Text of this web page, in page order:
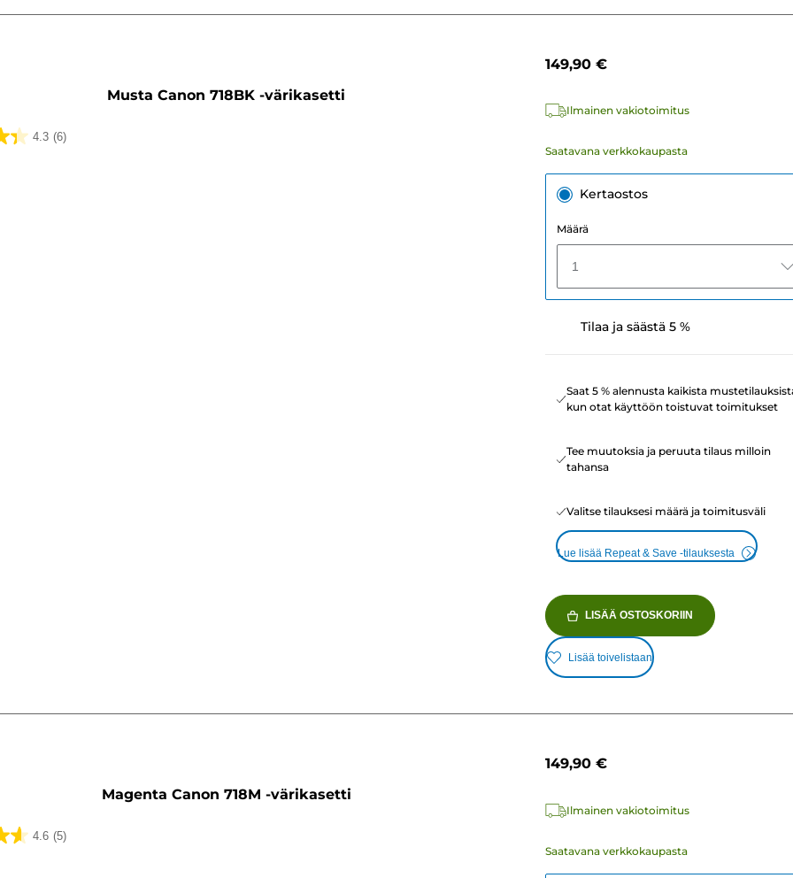
Musta Canon 718BK -värikasetti
4.3 (6)
149,90 €
Ilmainen vakiotoimitus
Saatavana verkkokaupasta
Kertaostos
Määrä
1
Tilaa ja säästä 5 %
Saat 5 % alennusta kaikista
kun otat käyttöön toistuvat toimitukset
Tee muutoksia ja peruuta tilaus milloin
tahansa
Valitse tilauksesi määrä ja toimitusväli
Lue lisää Repeat & Save -tilauksesta
LISÄÄ OSTOSKORIIN
Lisää toivelistaan
Magenta Canon 718M -värikasetti
4.6 (5)
149,90 €
Ilmainen vakiotoimitus
Saatavana verkkokaupasta